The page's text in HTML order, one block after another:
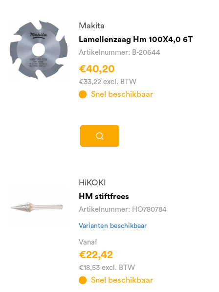
Makita
Lamellenzaag Hm 100X4,0 6T
Artikelnummer: B-20644
€40,20
€33,22 excl. BTW
Snel beschikbaar
HiKOKI
HM stiftfrees
Artikelnummer: HO780784
Varianten beschikbaar
Vanaf
€22,42
€18,53 excl. BTW
Snel beschikbaar